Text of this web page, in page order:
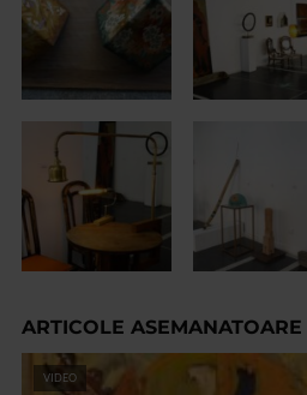
ARTICOLE ASEMANATOARE
VIDEO